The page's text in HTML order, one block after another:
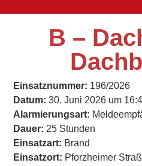
B –
Einsatznummer: 196/2026
Datum: 30. Juni 2026 um
Alarmierungsart:
Dauer: 25 Stunden
Einsatzart: Brand
Einsatzort: Pforzheimer